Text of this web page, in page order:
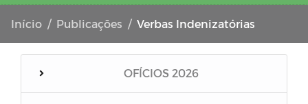
Início Publicações Verbas Indenizatórias
OFÍCIOS 2026